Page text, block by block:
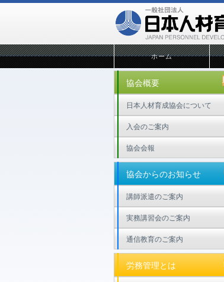
ホーム
協会概要
日本人材育成協会について
入会のご案内
協会会報
協会からのお知らせ
講師派遣のご案内
実務講習会のご案内
通信教育のご案内
労務管理とは